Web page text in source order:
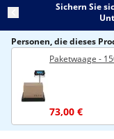
Sichern Sie
Personen, die dieses
Paketwaage -
73,00 €